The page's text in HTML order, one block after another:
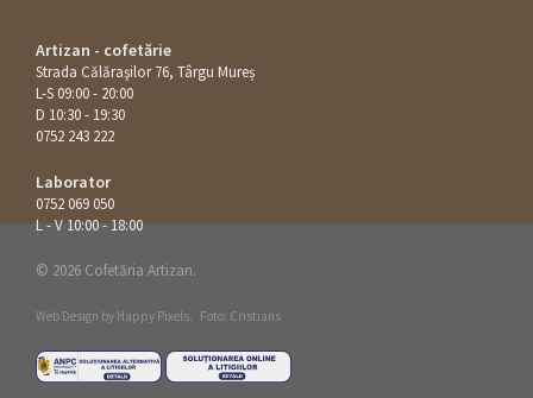
Artizan - cofetărie
Strada Călăraşilor 76, Târgu Mureș
L-S 09:00 - 20:00
D 10:30 - 19:30
0752 243 222
Laborator
0752 069 050
L - V 10:00 - 18:00
© 2026 Cofetăria Artizan.
Web Design by Happy Pixels. Foto: Cristians